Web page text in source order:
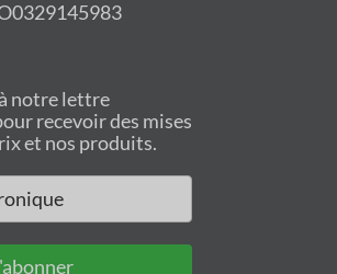
notre lettre
recevoir des mises
et nos produits.